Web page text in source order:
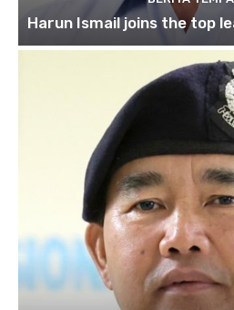
Harun Ismail joins the top